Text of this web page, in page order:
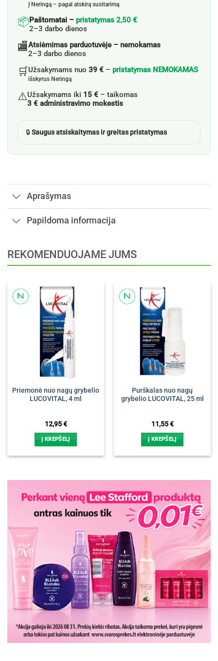
Į Neringą – pagal atskirą susitarimą
📦Paštomatai – pristatymas 2,50 €
2–3 darbo dienos
🏬Atsiėmimas parduotuvėje – nemokamas
2–3 darbo dienos
🛒Užsakymams nuo 39 € – pristatymas NEMOKAMAS
išskyrus Neringą
⚠️Užsakymams iki 15 € – taikomas
3 € administravimo mokestis
🔒Saugus atsiskaitymas ir greitas pristatymas
Aprašymas
Papildoma informacija
REKOMENDUOJAME JUMS
Priemonė nuo nagų grybelio
LUCOVITAL, 4 ml
12,95€
Į KREPŠELĮ
Purškalas nuo nagų
grybelio LUCOVITAL, 25 ml
11,55€
Į KREPŠELĮ